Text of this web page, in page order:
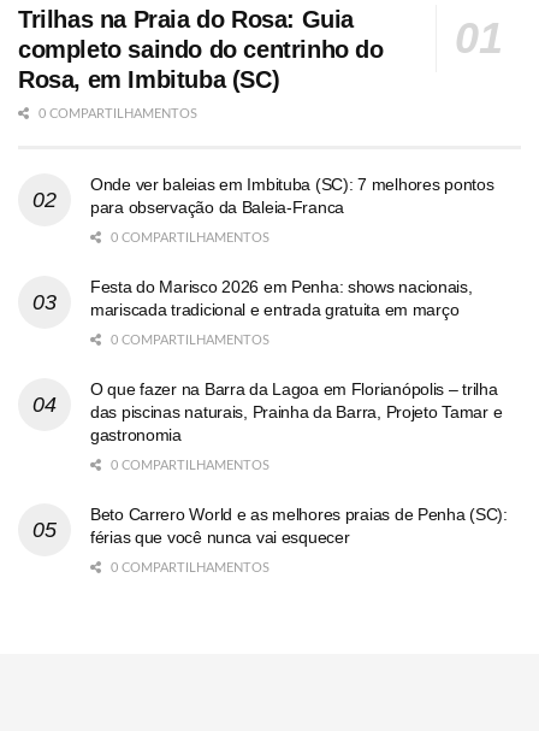
Trilhas na Praia do Rosa: Guia
completo saindo do centrinho do
Rosa, em Imbituba (SC)
0 COMPARTILHAMENTOS
Onde ver baleias em Imbituba (SC): 7 melhores pontos
para observação da Baleia-Franca
0 COMPARTILHAMENTOS
Festa do Marisco 2026 em Penha: shows nacionais,
mariscada tradicional e entrada gratuita em março
0 COMPARTILHAMENTOS
O que fazer na Barra da Lagoa em Florianópolis – trilha
das piscinas naturais, Prainha da Barra, Projeto Tamar e
gastronomia
0 COMPARTILHAMENTOS
Beto Carrero World e as melhores praias de Penha (SC):
férias que você nunca vai esquecer
0 COMPARTILHAMENTOS